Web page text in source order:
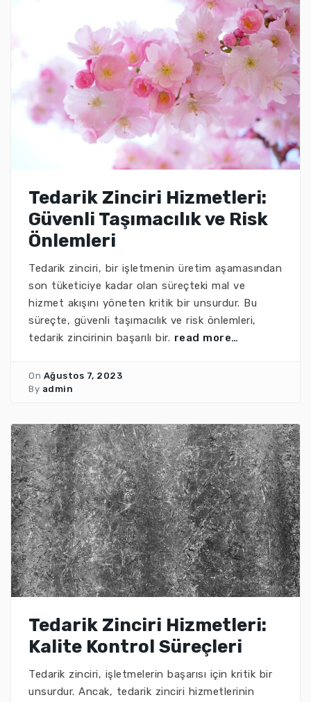
Tedarik Zinciri Hizmetleri:
Güvenli Taşımacılık ve Risk
Önlemleri
Tedarik zinciri, bir işletmenin üretim aşamasından
son tüketiciye kadar olan süreçteki mal ve
hizmet akışını yöneten kritik bir unsurdur. Bu
süreçte, güvenli taşımacılık ve risk önlemleri,
tedarik zincirinin başarılı bir. read more…
On Ağustos 7, 2023
By admin
Tedarik Zinciri Hizmetleri:
Kalite Kontrol Süreçleri
Tedarik zinciri, işletmelerin başarısı için kritik bir
unsurdur. Ancak, tedarik zinciri hizmetlerinin